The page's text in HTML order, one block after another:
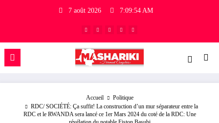
7 août 2026 7:09:55 AM
Accueil
Politique
RDC/ SOCIÉTÉ: Ça suffit! La construction d’un mur séparateur entre la
RDC et le RWANDA sera lancé ce 1er Mars 2024 du coté de la RDC: Une